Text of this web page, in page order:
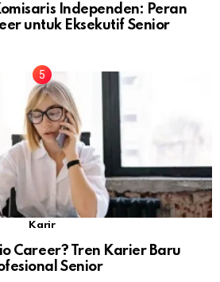
Independen: Peran
untuk Eksekutif Senior
Karir
Career? Tren Karier Baru
Senior